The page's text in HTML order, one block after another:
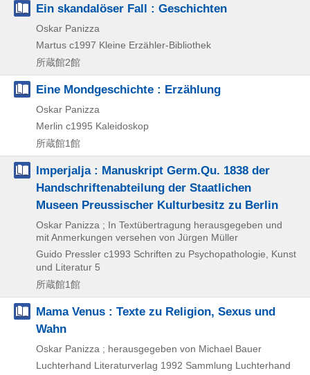
Ein skandalöser Fall : Geschichten
Oskar Panizza
Martus c1997 Kleine Erzähler-Bibliothek
所蔵館2館
Eine Mondgeschichte : Erzählung
Oskar Panizza
Merlin c1995 Kaleidoskop
所蔵館1館
Imperjalja : Manuskript Germ.Qu. 1838 der
Handschriftenabteilung der Staatlichen
Museen Preussischer Kulturbesitz zu Berlin
Oskar Panizza ; In Textübertragung herausgegeben und
mit Anmerkungen versehen von Jürgen Müller
Guido Pressler c1993 Schriften zu Psychopathologie,
Kunst
und Literatur 5
所蔵館1館
Mama Venus : Texte zu Religion, Sexus und
Wahn
Oskar Panizza ; herausgegeben von Michael Bauer
Luchterhand Literaturverlag 1992 Sammlung Luchterhand